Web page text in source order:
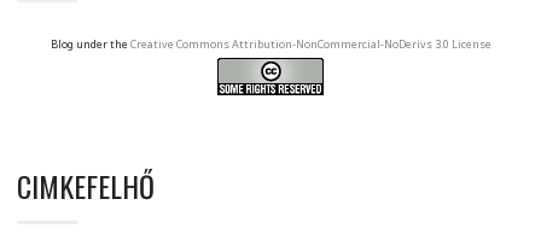
Blog under the Creative Commons Attribution-NonCommercial-NoDerivs 3.0 License
CIMKEFELHŐ